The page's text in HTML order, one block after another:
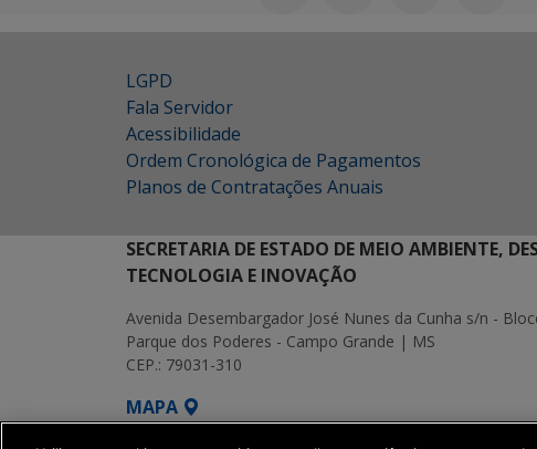
LGPD
Fala Servidor
Acessibilidade
Ordem Cronológica de Pagamentos
Planos de Contratações Anuais
SECRETARIA DE ESTADO DE MEIO AMBIENTE,
TECNOLOGIA E INOVAÇÃO
Avenida Desembargador José Nunes da Cunha s/n -
Parque dos Poderes - Campo Grande | MS
CEP.: 79031-310
MAPA